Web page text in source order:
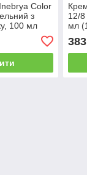
Сolor
з
100 мл
12/
мл
383